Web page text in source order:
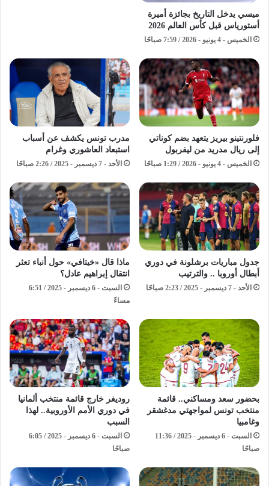
ميسي يدخل التاريخ بجائزة أميرة
أستورياس قبل كأس العالم 2026
الخميس - 4 يونيو - 2026 / 7:59 صباحًا
فلورنتينو بيريز يتعهد بضم كوناتي
إلى ريال مدريد من ليفربول
الخميس - 4 يونيو - 2026 / 1:29 صباحًا
مدرب تونس يكشف عن أسباب
استبعاد العاشوري وغرام
الأحد - 7 ديسمبر - 2025 / 2:26 صباحًا
جدول مباريات برشلونة في دوري
أبطال أوروبا .. والترتيب
الأحد - 7 ديسمبر - 2025 / 2:23 صباحًا
ماذا قال «خيتافي» حول أنباء تعثر
انتقال إبراهيم عادل؟
السبت - 6 ديسمبر - 2025 / 6:51
مساءً
بحضور سعد ومساكني.. قائمة
منتخب تونس لمواجهتي مدغشقر
وغامبيا
السبت - 6 ديسمبر - 2025 / 11:36
صباحًا
روديغر خارج قائمة منتخب ألمانيا
في دوري الأمم الأوروبية.. لهذا
السبب
السبت - 6 ديسمبر - 2025 / 6:05
صباحًا